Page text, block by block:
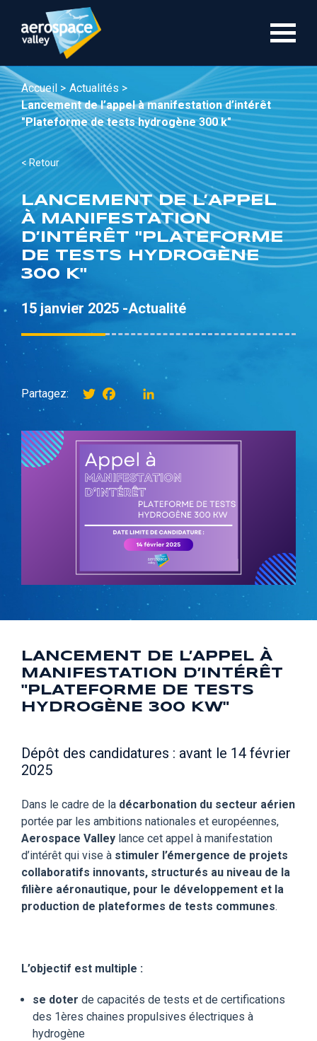
contenu
Accueil > Actualités >
Lancement de l’appel à manifestation d’intérêt
"Plateforme de tests hydrogène 300 k"
< Retour
LANCEMENT DE L’APPEL
À MANIFESTATION
D’INTÉRÊT "PLATEFORME
DE TESTS HYDROGÈNE
300 K"
15 janvier 2025 -Actualité
Partagez: TwitterFacebookinstagram
LANCEMENT DE L’APPEL À
MANIFESTATION D’INTÉRÊT
"PLATEFORME DE TESTS
HYDROGÈNE 300 KW"
Dépôt des candidatures : avant le 14 février
2025
Dans le cadre de la décarbonation du secteur aérien
portée par les ambitions nationales et européennes,
Aerospace Valley lance cet appel à manifestation
d’intérêt qui vise à stimuler l’émergence de projets
collaboratifs innovants, structurés au niveau de la
filière aéronautique, pour le développement et la
production de plateformes de tests communes.
L’objectif est multiple :
se doter de capacités de tests et de certifications
des 1ères chaines propulsives électriques à
hydrogène